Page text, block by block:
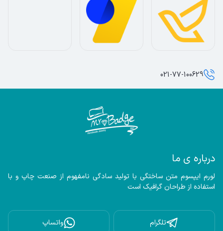
درباره ی ما
استفاده از طراحان گرافیک است
تلگرام واتساپ
021-77-100629